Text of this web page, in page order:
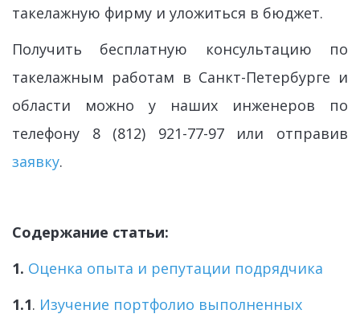
такелажную фирму и уложиться в бюджет.
Получить бесплатную консультацию по
такелажным работам в Санкт-Петербурге и
области можно у наших инженеров по
телефону 8 (812) 921-77-97 или отправив
заявку.
Содержание статьи:
1. Оценка опыта и репутации подрядчика
1.1. Изучение портфолио выполненных